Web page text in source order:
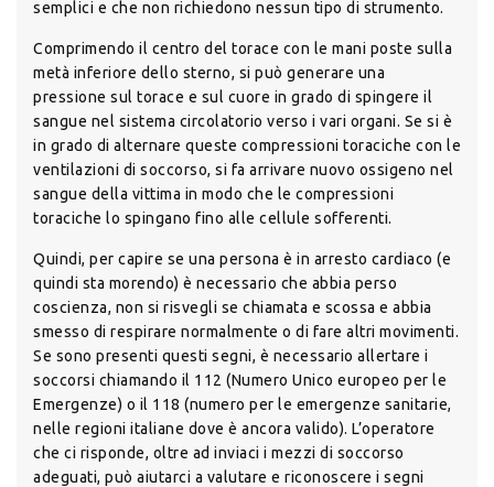
semplici e che non richiedono nessun tipo di strumento.
Comprimendo il centro del torace con le mani poste sulla
metà inferiore dello sterno, si può generare una
pressione sul torace e sul cuore in grado di spingere il
sangue nel sistema circolatorio verso i vari organi. Se si è
in grado di alternare queste compressioni toraciche con le
ventilazioni di soccorso, si fa arrivare nuovo ossigeno nel
sangue della vittima in modo che le compressioni
toraciche lo spingano fino alle cellule sofferenti.
Quindi, per capire se una persona è in arresto cardiaco (e
quindi sta morendo) è necessario che abbia perso
coscienza, non si risvegli se chiamata e scossa e abbia
smesso di respirare normalmente o di fare altri movimenti.
Se sono presenti questi segni, è necessario allertare i
soccorsi chiamando il 112 (Numero Unico europeo per le
Emergenze) o il 118 (numero per le emergenze sanitarie,
nelle regioni italiane dove è ancora valido). L’operatore
che ci risponde, oltre ad inviaci i mezzi di soccorso
adeguati, può aiutarci a valutare e riconoscere i segni